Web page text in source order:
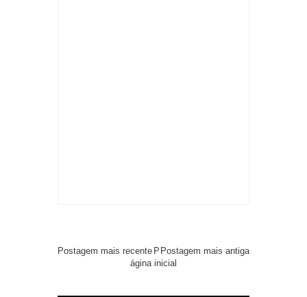
Postagem mais recente Postagem mais antiga
P
ágina inicial